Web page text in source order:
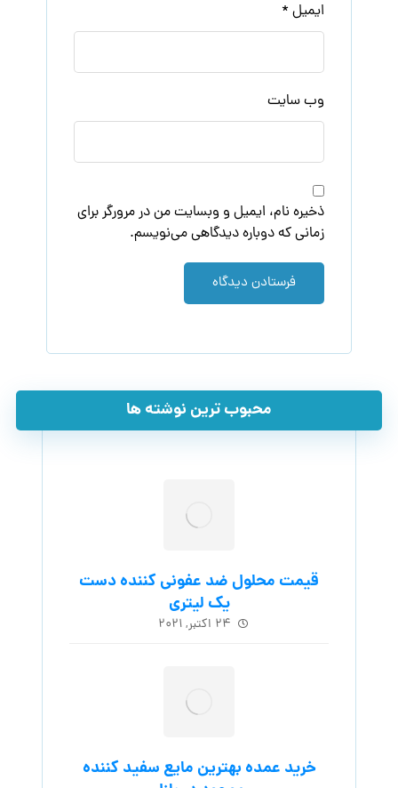
ایمیل *
وب‌ سایت
ذخیره نام، ایمیل و وبسایت من در مرورگر برای
زمانی که دوباره دیدگاهی می‌نویسم.
فرستادن دیدگاه
محبوب ترین نوشته ها
قیمت محلول ضد عفونی کننده دست
یک لیتری
۲۴ اکتبر, ۲۰۲۱
خرید عمده بهترین مایع سفید کننده